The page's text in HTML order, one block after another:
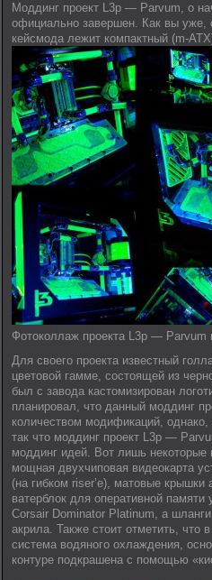
Моддинг проект L3p — Parvum, о
официально завершен. Как вы уже,
кейсмода лежит компактный (m-
Фотоколлаж проекта L3p — Parvum
Для своего проекта известный
цветовой гамме, состоящей из
был с завода кастомизирован
планировал, что данный моддинг
количеством модификаций, однако,
так что моддинг проект L3p —
моддинг идей. Вот лишь
мощная двухчиповая видеокарта
(на гибком riser’е), матовые
ватерблок для оперативной
Corsair Dominator Platinum, а
акрила. Также стоит отметить,
система водяного охлаждения,
контуре подкрашена с помощью